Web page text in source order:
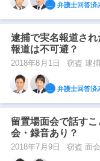
弁護士回答済
逮捕で実名報道さ
報道は不可避？
2018年8月1日 窃盗 逮捕
弁護士回答済
留置場面会で話す
会・録音あり？
2018年7月9日 窃盗 面会